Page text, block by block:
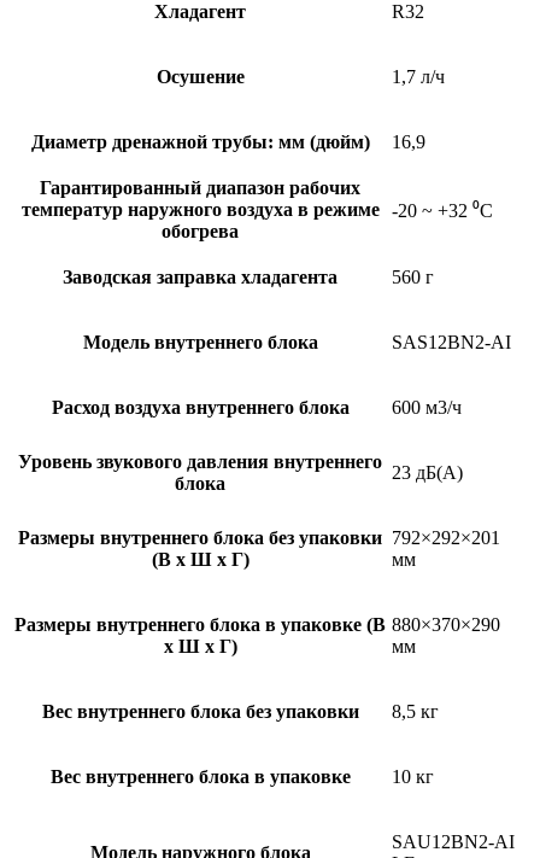
Хладагент R32
Осушение 1,7 л/ч
Диаметр дренажной трубы: мм (дюйм) 16,9
Гарантированный диапазон рабочих
температур наружного воздуха в режиме
обогрева
-20 ~ +32 ⁰С
Заводская заправка хладагента 560 г
Модель внутреннего блока SAS12BN2-AI
Расход воздуха внутреннего блока 600 м3/ч
Уровень звукового давления внутреннего
блока
23 дБ(А)
Размеры внутреннего блока без упаковки
(В х Ш х Г)
792×292×201
мм
Размеры внутреннего блока в упаковке (В
х Ш х Г)
880×370×290
мм
Вес внутреннего блока без упаковки 8,5 кг
Вес внутреннего блока в упаковке 10 кг
Модель наружного блока
SAU12BN2-AI